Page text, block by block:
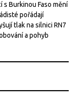
s Burkinou Faso mění
pořádají
tlak na silnici RN7
a pohyb